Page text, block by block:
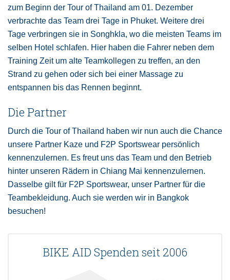
zum Beginn der Tour of Thailand am 01. Dezember
verbrachte das Team drei Tage in Phuket. Weitere drei
Tage verbringen sie in Songhkla, wo die meisten Teams im
selben Hotel schlafen. Hier haben die Fahrer neben dem
Training Zeit um alte Teamkollegen zu treffen, an den
Strand zu gehen oder sich bei einer Massage zu
entspannen bis das Rennen beginnt.
Die Partner
Durch die Tour of Thailand haben wir nun auch die Chance
unsere Partner Kaze und F2P Sportswear persönlich
kennenzulernen. Es freut uns das Team und den Betrieb
hinter unseren Rädern in Chiang Mai kennenzulernen.
Dasselbe gilt für F2P Sportswear, unser Partner für die
Teambekleidung. Auch sie werden wir in Bangkok
besuchen!
BIKE AID Spenden seit 2006